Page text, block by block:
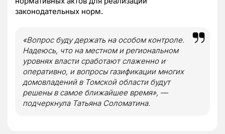
законодательных норм.
«Вопрос буду держать на особом контроле.
Надеюсь, что на местном и региональном
уровнях власти сработают слаженно и
оперативно, и вопросы газификации многих
домовладений в Томской области будут
решены в самое ближайшее время», —
подчеркнула Татьяна Соломатина.